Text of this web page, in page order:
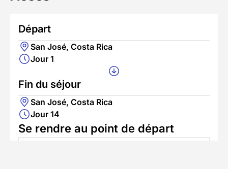
Départ
San José, Costa Rica
Jour 1
Fin du séjour
San José, Costa Rica
Jour 14
Se rendre au point de départ